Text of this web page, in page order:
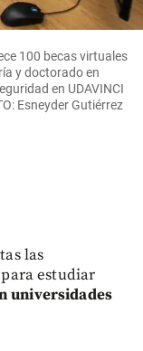
100 becas virtuales
y doctorado en
en UDAVINCI
Esneyder Gutiérrez
las
estudiar
universidades